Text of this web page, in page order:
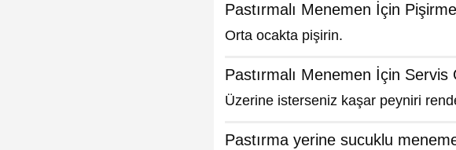
Pastırmalı Menemen İçin
Orta ocakta pişirin.
Pastırmalı Menemen İçin Servis
Üzerine isterseniz kaşar peyniri
Pastırma yerine sucuklu